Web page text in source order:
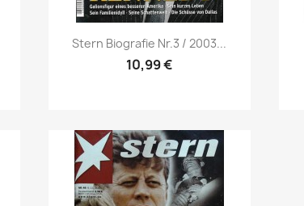
Vorschau
Stern Biografie Nr.3 / 2003...
10,99 €